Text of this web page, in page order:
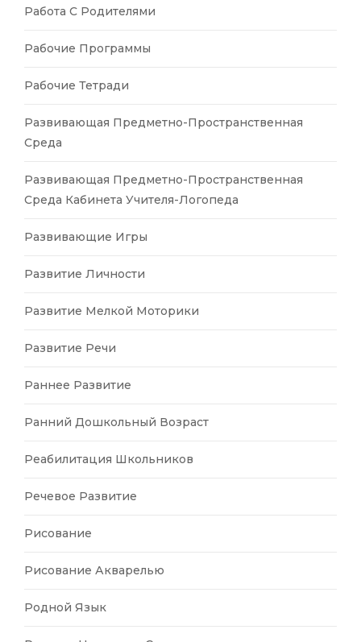
Работа С Родителями
Рабочие Программы
Рабочие Тетради
Развивающая Предметно-Пространственная
Среда
Развивающая Предметно-Пространственная
Среда Кабинета Учителя-Логопеда
Развивающие Игры
Развитие Личности
Развитие Мелкой Моторики
Развитие Речи
Раннее Развитие
Ранний Дошкольный Возраст
Реабилитация Школьников
Речевое Развитие
Рисование
Рисование Акварелью
Родной Язык